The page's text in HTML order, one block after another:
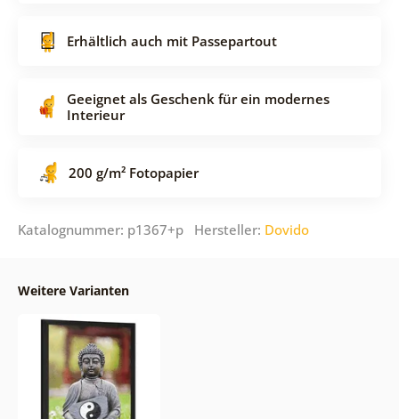
Erhältlich auch mit Passepartout
Geeignet als Geschenk für ein modernes
Interieur
200 g/m² Fotopapier
Katalognummer: p1367+p Hersteller: Dovido
Weitere Varianten